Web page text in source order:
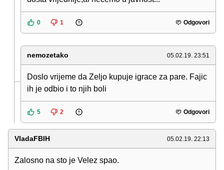
0 1 Odgovori
nemozetako 05.02.19. 23:51
Doslo vrijeme da Zeljo kupuje igrace za pare. Fajic
ih je odbio i to njih boli
5 2 Odgovori
VladaFBIH 05.02.19. 22:13
Zalosno na sto je Velez spao.